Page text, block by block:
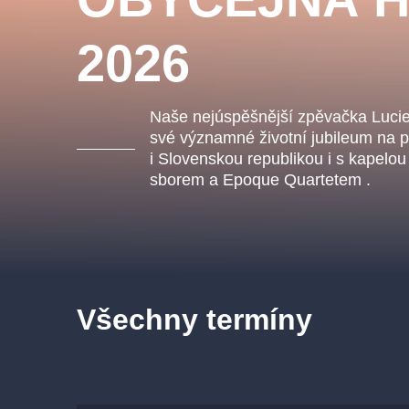
2026
Naše nejúspěšnější zpěvačka
své významné životní jubileum na
i Slovenskou republikou i s
sborem a Epoque Quartetem .
Všechny termíny
Agentura 44, s.r.o.
Ostatní hledají
muzikálypraha